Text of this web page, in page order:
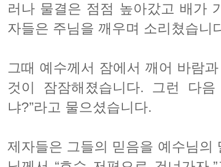
러나 물결은 점점 높아갔고 배가
자들은 주님을 깨우며 소리쳤습니
그때 예수께서 잠에서 깨어 바람
것이 잠잠해졌습니다. 그런 다
냐?”라고 물으셨습니다.
제자들은 그들의 믿음을 예수님